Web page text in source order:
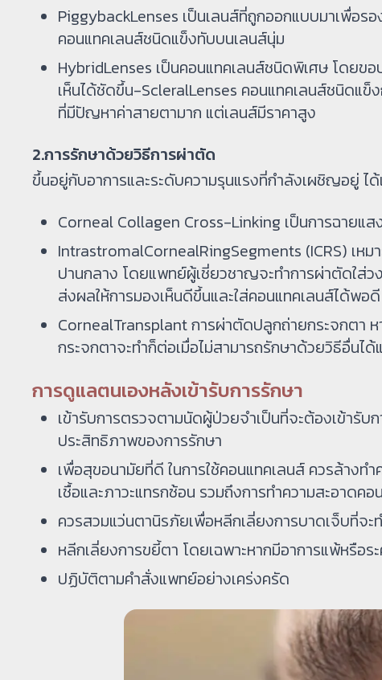
PiggybackLenses เป็นเลนส์ที่ถูกออกแบบมาเพื่อ
คอนแทคเลนส์ชนิดแข็งทับบนเลนส์นุ่ม
HybridLenses เป็นคอนแทคเลนส์ชนิดพิเศษ โดยข
เห็นได้ชัดขึ้น-ScleralLenses คอนแทคเลนส์ชนิดแข็
ที่มีปัญหาค่าสายตามาก แต่เลนส์มีราคาสูง
2.การรักษาด้วยวิธีการผ่าตัด
ขึ้นอยู่กับอาการและระดับความรุนแรงที่กำลังเผชิญอยู่ ไ
Corneal Collagen Cross-Linking เป็นการฉายแส
IntrastromalCornealRingSegments (ICRS) เหม
ปานกลาง โดยแพทย์ผู้เชี่ยวชาญจะทำการผ่าตัดใส่ว
ส่งผลให้การมองเห็นดีขึ้นและใส่คอนแทคเลนส์ได้พอดี
CornealTransplant การผ่าตัดปลูกถ่ายกระจกตา
กระจกตาจะทำก็ต่อเมื่อไม่สามารถรักษาด้วยวิธีอื่นได้
การดูแลตนเองหลังเข้ารับการรักษา
เข้ารับการตรวจตามนัดผู้ป่วยจำเป็นที่จะต้องเข้ารั
ประสิทธิภาพของการรักษา
เพื่อสุขอนามัยที่ดี ในการใช้คอนแทคเลนส์ ควรล้าง
เชื้อและภาวะแทรกซ้อน รวมถึงการทำความสะอาดค
ควรสวมแว่นตานิรภัยเพื่อหลีกเลี่ยงการบาดเจ็บที่จ
หลีกเลี่ยงการขยี้ตา โดยเฉพาะหากมีอาการแพ้หรือร
ปฏิบัติตามคำสั่งแพทย์อย่างเคร่งครัด